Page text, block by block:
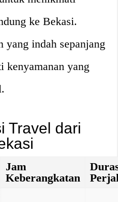
ke Bekasi.
yang indah sepanjang
kenyamanan yang
Travel dari
Jam
Keberangkatan